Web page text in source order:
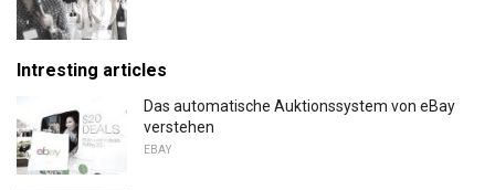
Intresting articles
Das automatische Auktionssystem von eBay
verstehen
EBAY